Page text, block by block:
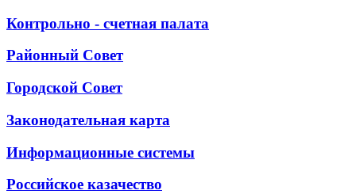
Контрольно - счетная палата
Районный Совет
Городской Совет
Законодательная карта
Информационные системы
Российское казачество